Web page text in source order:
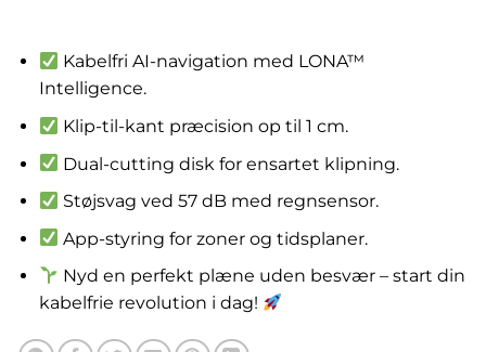
Kabelfri AI-navigation med LONA™
Intelligence.
Klip-til-kant præcision op til 1 cm.
Dual-cutting disk for ensartet klipning.
Støjsvag ved 57 dB med regnsensor.
App-styring for zoner og tidsplaner.
Nyd en perfekt plæne uden besvær – start din
kabelfrie revolution i dag!